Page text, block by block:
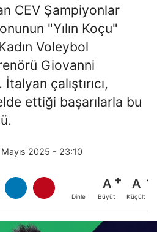
CEV Şampiyonlar
"Yılın Koçu"
Voleybol
Giovanni
çalıştırıcı,
ettiği başarılarla bu
2025 - 23:10
Dinle
A
Büyüt
A
Küçült